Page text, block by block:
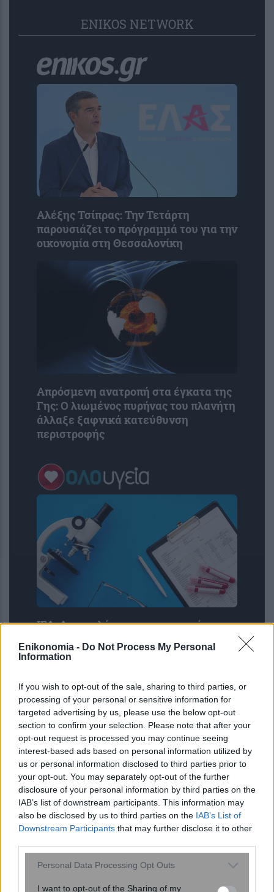
Enikonomia - Do Not Process My Personal
Information
If you wish to opt-out of the sale, sharing to third parties, or
processing of your personal or sensitive information for
targeted advertising by us, please use the below opt-out
section to confirm your selection. Please note that after your
opt-out request is processed you may continue seeing
interest-based ads based on personal information utilized by
us or personal information disclosed to third parties prior to
your opt-out. You may separately opt-out of the further
disclosure of your personal information by third parties on the
IAB’s list of downstream participants. This information may
also be disclosed by us to third parties on the IAB’s List of
Downstream Participants that may further disclose it to other
Please note that this website/app uses one or more Google
not limited to your visit or usage behaviour. You may click to
Personal Data Processing Opt Outs
I want to opt-out of the Sharing of my
ENIKOS NETWORK
Αλέξης Τσίπρας: Την Τετάρτη
παρουσιάζει το πρόγραμμά του για την
οικονομία στη Θεσσαλονίκη
Απρόσμενη ανατροπή στα έγκατα της
Γης: Ο λιωμένος πυρήνας του πλανήτη
άλλαξε ξαφνικά κατεύθυνση
περιστροφής
ΙΣΑ: Αναστολή της υποχρεωτικής
εξετάσεων στο Ψηφιακό Αποθετήριο
Σε ποια ηλικία ο εγκέφαλος είναι στα
καλύτερά του; Η απρόσμενη
ικανότητα στα 70